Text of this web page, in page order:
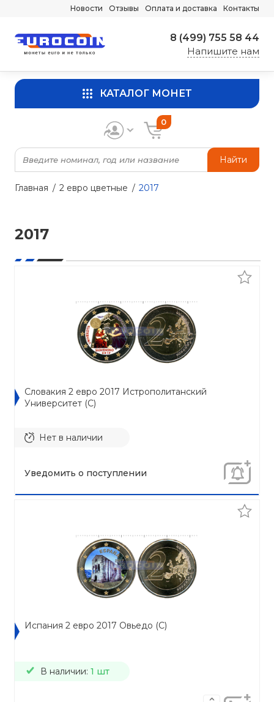
Новости Отзывы Оплата и доставка Контакты
8 (499) 755 58 44
Напишите нам
КАТАЛОГ МОНЕТ
Найти
0
Главная 2 евро цветные 2017
2017
Словакия 2 евро 2017 Истрополитанский
Университет (C)
Нет в наличии
Уведомить о поступлении
Испания 2 евро 2017 Овьедо (C)
В наличии: 1 шт